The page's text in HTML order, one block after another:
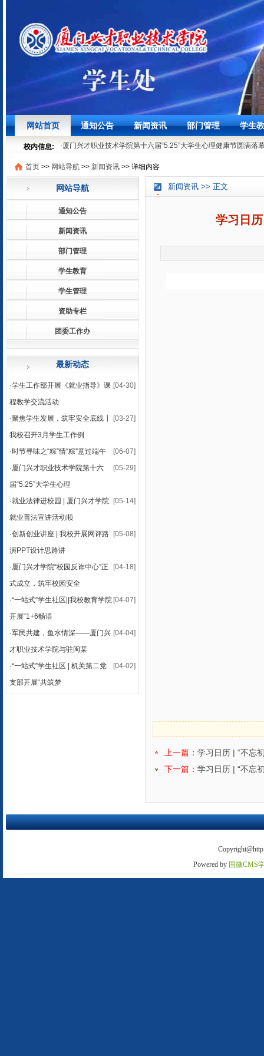
网站首页 通知公告 新闻资讯 部门管理 学生
校内信息:
聚焦学生发展，筑牢安全底线┃我校召开3月学生工作例会03-27
·厦门兴才职业技术学院第十六届“5.25”大学生心理健康节圆满落
·就业法律进校园 | 厦门兴才学院就业普法宣讲活动顺利开展
聚焦学生发展，筑牢安全底线┃我校召开3月学生工作例会
·时节寻味之“粽”情“粽”意过端午06-07
05-29
·就业法律进校园 | 厦门兴才学院就业普法宣讲活动顺利开展 05-
首页 >> 网站导航 >> 新闻资讯 >> 详细内容
网站导航
通知公告
新闻资讯
部门管理
学生教育
学生管理
资助专栏
团委工作办
最新动态
[04-30]
·学生工作部开展《就业指导》课
程教学交流活动
[03-27]
·聚焦学生发展，筑牢安全底线┃
我校召开3月学生工作例
[06-07]
·时节寻味之“粽”情“粽”意过端午
[05-29]
·厦门兴才职业技术学院第十六
届“5.25”大学生心理
[05-14]
·就业法律进校园 | 厦门兴才学院
就业普法宣讲活动顺
[05-08]
·创新创业讲座 | 我校开展网评路
演PPT设计思路讲
[04-18]
·厦门兴才学院“校园反诈中心”正
式成立，筑牢校园安全
[04-07]
·“一站式”学生社区||我校教育学院
开展“1+6畅语
[04-04]
·军民共建，鱼水情深——厦门兴
才职业技术学院与驻闽某
[04-02]
·“一站式”学生社区 | 机关第二党
支部开展“共筑梦
新闻资讯 >> 正文
学习日
上一篇： 学习日历 | “不忘
下一篇： 学习日历 | “不忘
Powered by 国微CMS